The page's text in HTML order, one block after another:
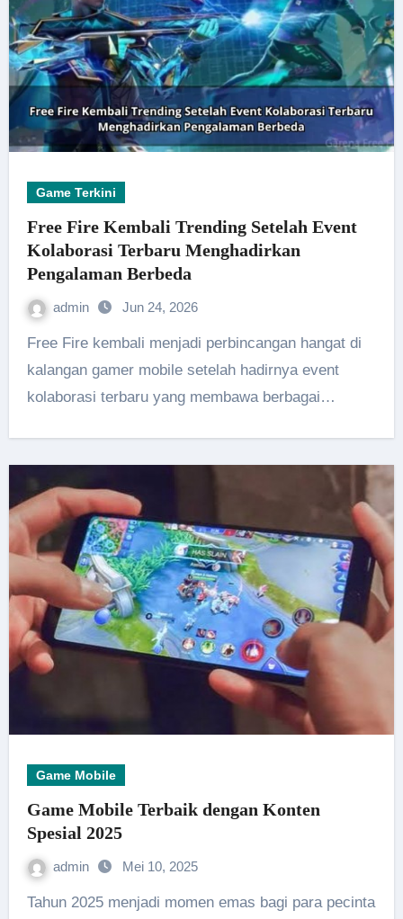
Game Terkini
Free Fire Kembali Trending Setelah Event
Kolaborasi Terbaru Menghadirkan
Pengalaman Berbeda
admin Jun 24, 2026
Free Fire kembali menjadi perbincangan hangat di
kalangan gamer mobile setelah hadirnya event
kolaborasi terbaru yang membawa berbagai…
Game Mobile
Game Mobile Terbaik dengan Konten
Spesial 2025
admin Mei 10, 2025
Tahun 2025 menjadi momen emas bagi para pecinta